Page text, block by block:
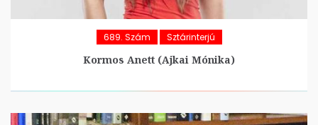
689. Szám Sztárinterjú
Kormos Anett (Ajkai Mónika)